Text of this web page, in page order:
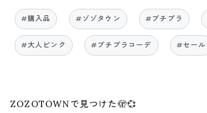
#購入品 #ゾゾタウン #プチプラ
#大人ピンク #プチプラコーデ #セール
ZOZOTOWNで見つけた🫣💞